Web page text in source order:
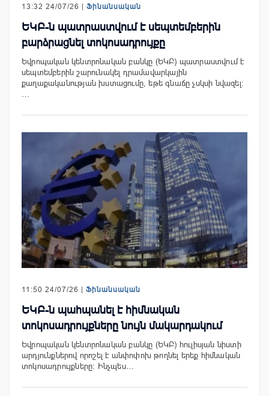
13:32 24/07/26 | Ֆինանսական
ԵԿԲ-ն պատրաստվում է սեպտեմբերին
բարձրացնել տոկոսադրույքը
Եվրոպական կենտրոնական բանկը (ԵԿԲ) պատրաստվում է
սեպտեմբերին շարունակել դրամավարկային
քաղաքականության խստացումը, եթե գնաճը չսկսի նվազել:
…
11:50 24/07/26 | Ֆինանսական
ԵԿԲ-ն պահպանել է հիմնական
տոկոսադրույքները նույն մակարդակում
Եվրոպական կենտրոնական բանկը (ԵԿԲ) հուլիսյան նիստի
արդյունքներով որոշել է անփոփոխ թողնել երեք հիմնական
տոկոսադրույքները։ Ինչպես…